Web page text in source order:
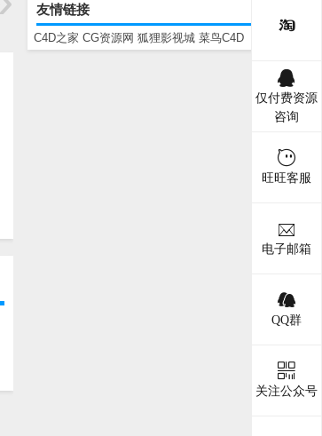
友情链接
C4D之家 CG资源网 狐狸影视城 菜鸟C4D
仅付费资源
咨询
旺旺客服
电子邮箱
QQ群
关注公众号